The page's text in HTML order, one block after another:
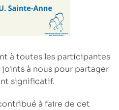
à toutes les participantes
à nous pour partager
significatif.
à faire de cet